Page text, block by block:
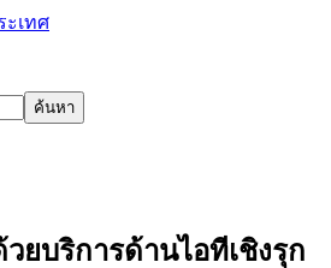
ะเทศ
ยบริการด้านไอทีเชิงรุก